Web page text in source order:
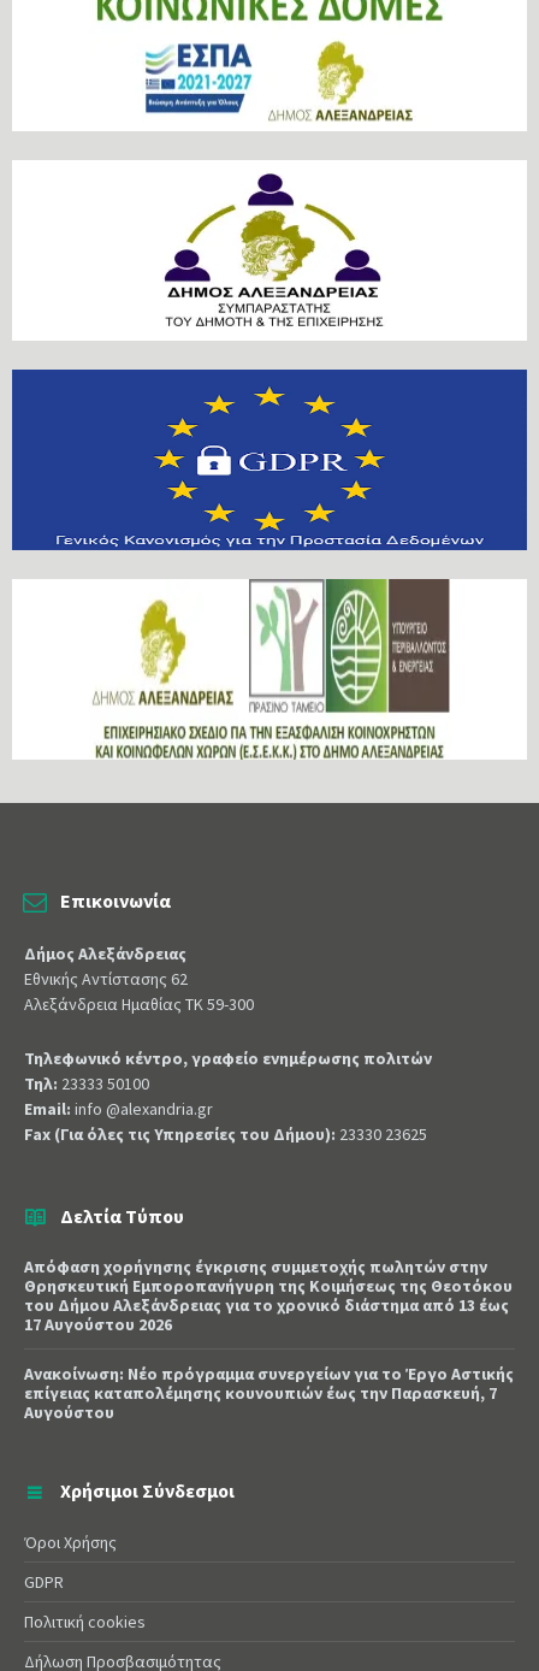
Επικοινωνία
Δήμος Αλεξάνδρειας
Εθνικής Αντίστασης 62
Αλεξάνδρεια Ημαθίας ΤΚ 59-300
Τηλεφωνικό κέντρο, γραφείο ενημέρωσης πολιτών
Τηλ: 23333 50100
Email: info @alexandria.gr
Fax (Για όλες τις Υπηρεσίες του Δήμου): 23330 23625
Δελτία Τύπου
Απόφαση χορήγησης έγκρισης συμμετοχής πωλητών στην
Θρησκευτική Εμποροπανήγυρη της Κοιμήσεως της Θεοτόκου
του Δήμου Αλεξάνδρειας για το χρονικό διάστημα από 13 έως
17 Αυγούστου 2026
Ανακοίνωση: Νέο πρόγραμμα συνεργείων για το Έργο Αστικής
επίγειας καταπολέμησης κουνουπιών έως την Παρασκευή, 7
Αυγούστου
Χρήσιμοι Σύνδεσμοι
Όροι Χρήσης
GDPR
Πολιτική cookies
Δήλωση Προσβασιμότητας